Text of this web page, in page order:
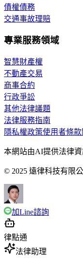
債權債務
交通事故理賠
專業服務領域
智慧財產權
不動產交易
商事合約
行政爭訟
其他法律議題
法律服務指南
隱私權政策使用者條款
本網站由AI提供法律
© 2025 遠律科技有限
加Line諮詢
律點通
法律助理